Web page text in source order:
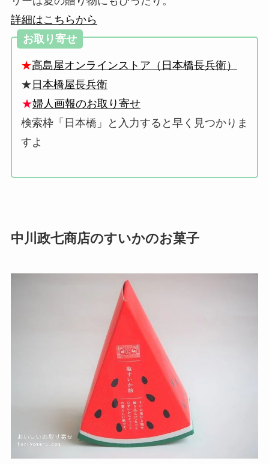
詳細はこちらから
お取り寄せ
★高島屋オンラインストア（日本橋長兵衛）
★ 日本橋屋長兵衛
★婦人画報のお取り寄せ
検索枠「日本橋」と入力すると早く見つかりま
すよ
中川政七商店のすいかのお菓子